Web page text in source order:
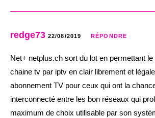
redge73 22/08/2019 RÉPONDRE
Net+ netplus.ch sort du lot en permettant
chaine tv par iptv en clair librement et
abonnement TV pour ceux qui ont la
interconnecté entre les bon réseaux qui
maximum de choix utilisable par son